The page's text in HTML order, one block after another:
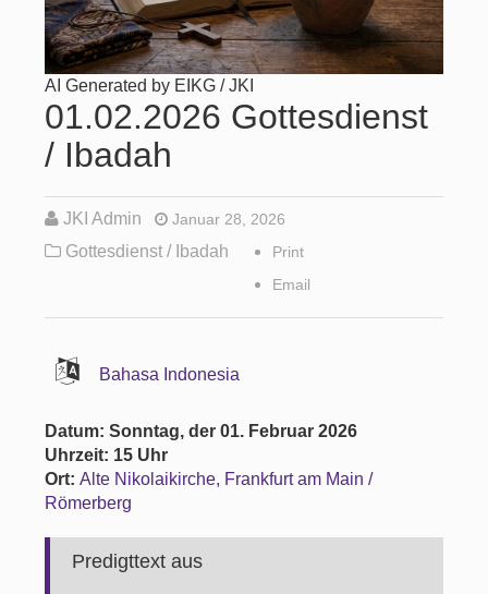
AI Generated by EIKG / JKI
01.02.2026 Gottesdienst
/ Ibadah
JKI Admin Januar 28, 2026
Gottesdienst / Ibadah
Print
Email
Bahasa Indonesia
Datum: Sonntag, der 01. Februar 2026
Uhrzeit: 15 Uhr
Ort:Alte Nikolaikirche, Frankfurt am Main /
Römerberg
Predigttext aus